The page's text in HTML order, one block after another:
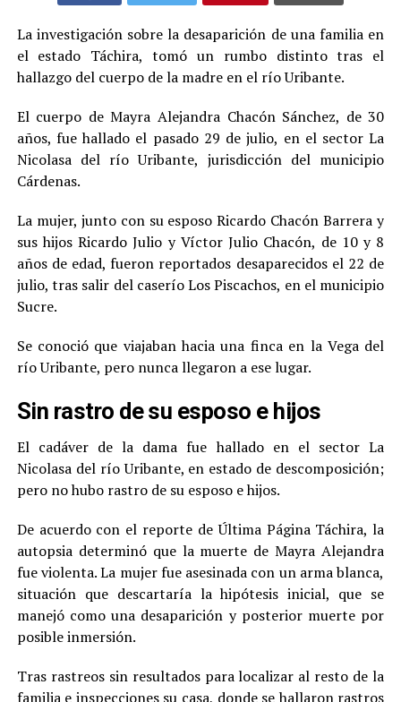
La investigación sobre la desaparición de una familia en
el estado Táchira, tomó un rumbo distinto tras el
hallazgo del cuerpo de la madre en el río Uribante.
El cuerpo de Mayra Alejandra Chacón Sánchez, de 30
años, fue hallado el pasado 29 de julio, en el sector La
Nicolasa del río Uribante, jurisdicción del municipio
Cárdenas.
La mujer, junto con su esposo Ricardo Chacón Barrera y
sus hijos Ricardo Julio y Víctor Julio Chacón, de 10 y 8
años de edad, fueron reportados desaparecidos el 22 de
julio, tras salir del caserío Los Piscachos, en el municipio
Sucre.
Se conoció que viajaban hacia una finca en la Vega del
río Uribante, pero nunca llegaron a ese lugar.
Sin rastro de su esposo e hijos
El cadáver de la dama fue hallado en el sector La
Nicolasa del río Uribante, en estado de descomposición;
pero no hubo rastro de su esposo e hijos.
De acuerdo con el reporte de Última Página Táchira, la
autopsia determinó que la muerte de Mayra Alejandra
fue violenta. La mujer fue asesinada con un arma blanca,
situación que descartaría la hipótesis inicial, que se
manejó como una desaparición y posterior muerte por
posible inmersión.
Tras rastreos sin resultados para localizar al resto de la
familia e inspecciones su casa, donde se hallaron rastros